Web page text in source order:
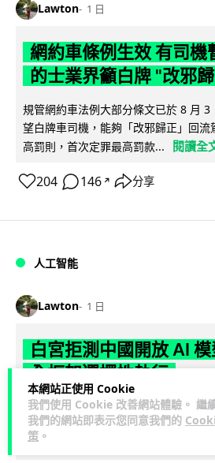
本網站正使用 Cookie
我們使用 Cookie 改善網站體驗。 繼
我們的網站即表示您同意我們的
策 。
Lawton 1 日
網約車條例生效 有司機
的士業界籲白牌 "改邪
規管網約車法例大部分條文已於 8 月 3
望白牌車司機，能夠「改邪歸正」回
高罰則，首次定罪最高罰款...
閱讀全
204 146 ↗ 分享
人工智能
Lawton 1 日
白宮拒測中國開放 AI
全框架選擇性執行
彭博社報道，白宮通知美國頂尖 AI 公
模型將不納入特朗普政府新 AI 安全框
則聯署呼籲政府不要限...